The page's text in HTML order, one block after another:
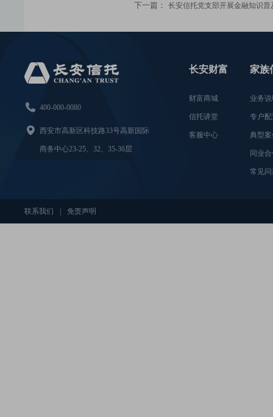
下一篇： 长安信托党支部开展金融知识
 400-000-0080
 西安市高新区科技路33号高新国际
商务中心23-25、32、35-36层
长安财富
财富商城
信托讲堂
客服中心
家族
业务
专户
典型
同业
常见
联系我们 免责声明